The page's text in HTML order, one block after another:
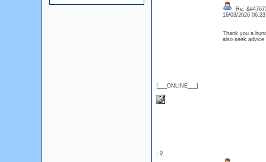
{___ONLINE___}
Re:
16/03/2026
Thank you a
also seek
: 0